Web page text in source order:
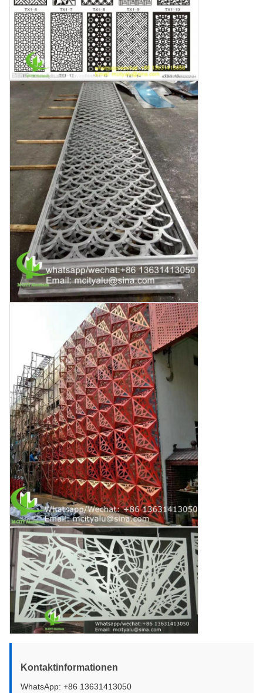
Kontaktinformationen
WhatsApp: +86 13631413050